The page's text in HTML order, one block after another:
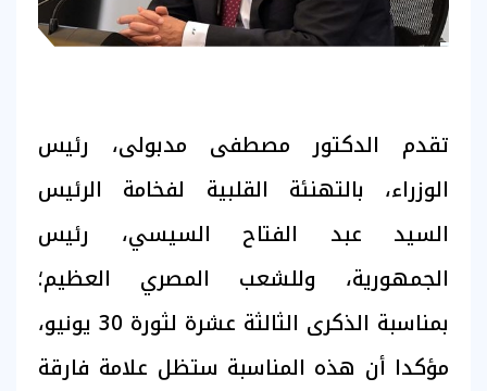
تقدم الدكتور مصطفى مدبولى، رئيس
الوزراء، بالتهنئة القلبية لفخامة الرئيس
السيد عبد الفتاح السيسي، رئيس
الجمهورية، وللشعب المصري العظيم؛
بمناسبة الذكرى الثالثة عشرة لثورة 30 يونيو،
مؤكدا أن هذه المناسبة ستظل علامة فارقة